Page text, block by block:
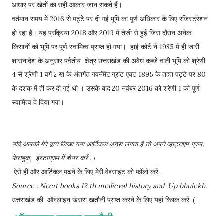
आधार पर खेतों का सही आकार जान सकते हैं।
वर्तमान समय में 2016 से पट्टे पर दी गई भूमि का पूर्ण अधिकार के लिए रजिस्ट्रेशन
हो रहा है। यह प्रक्रिया 2018 और 2019 में तेजी से हुई जिस दौरान अनेक
किसानों को भूमि पर पूर्ण स्वामित्व प्राप्त हो गया। हाई कोर्ट ने 1985 में ही जारी
शासनादेश के अनुसार पर्वतीय क्षेत्र उत्तराखंड की अवैध कब्जे वाली भूमि को श्रेणी
4 से श्रेणी 1 वर्ग 2 ख के अंतर्गत गवर्नमेंट ग्रांट एक्ट 1895 के तहत पट्टे पर 80
के दशक में ही कर दी गई थी । उसके बाद 20 नवंबर 2016 को श्रेणी 1 को पूर्ण
स्वामित्व दे दिया गया।
यदि आपको मेरे द्वारा लिखा गया आर्टिकल अच्छा लगता है तो अपने व्हाट्सएप ग्रुप,
फेसबुक, इंस्टाग्राम में शेयर करें .।
ऐसे ही और आर्टिकल पढ़ने के लिए मेरी वेबसाइट को फॉलो करें.
Source : Ncert books 12 th medieval history and Up bhulekh.
उत्तराखंड की ऑनलाइन खसरा खतौनी प्राप्त करने के लिए यहां क्लिक करें. (